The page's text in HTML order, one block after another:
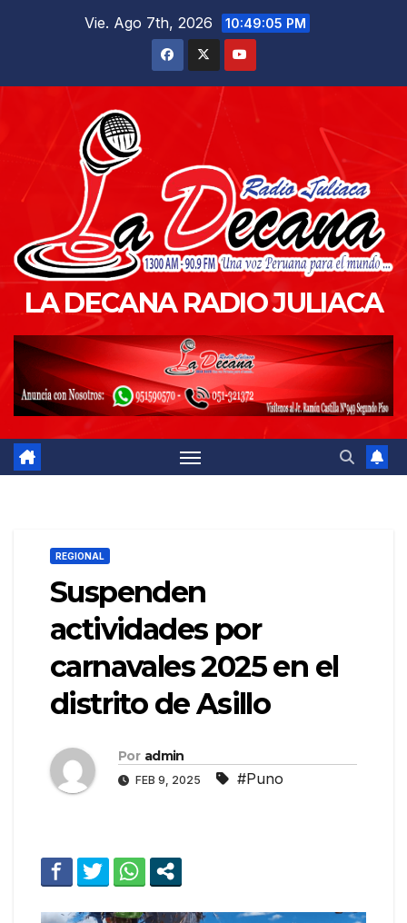
Vie. Ago 7th, 2026 10:49:06 PM
LA DECANA RADIO JULIACA
REGIONAL
Suspenden
actividades por
carnavales 2025 en el
distrito de Asillo
Por admin
FEB 9, 2025 #Puno